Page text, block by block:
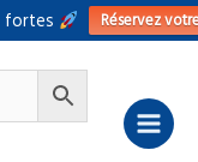
fortes Réservez